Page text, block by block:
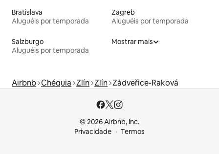
Bratislava
Aluguéis por temporada
Zagreb
Aluguéis por temporada
Salzburgo
Aluguéis por temporada
Mostrar mais
Airbnb Chéquia Zlín Zlín Zádveřice-Raková
© 2026 Airbnb, Inc.
Privacidade
Termos